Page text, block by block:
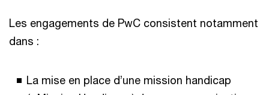
Les engagements de PwC consistent notamment
dans :
La mise en place d’une mission handicap